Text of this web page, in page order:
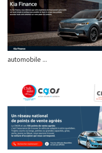
automobile ...